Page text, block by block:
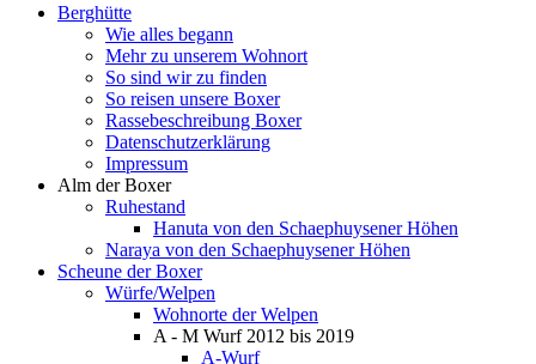
Berghütte
Wie alles begann
Mehr zu unserem Wohnort
So sind wir zu finden
So reisen unsere Boxer
Rassebeschreibung Boxer
Datenschutzerklärung
Impressum
Alm der Boxer
Ruhestand
Hanuta von den Schaephuysener Höhen
Naraya von den Schaephuysener Höhen
Scheune der Boxer
Würfe/Welpen
Wohnorte der Welpen
A - M Wurf 2012 bis 2019
A-Wurf